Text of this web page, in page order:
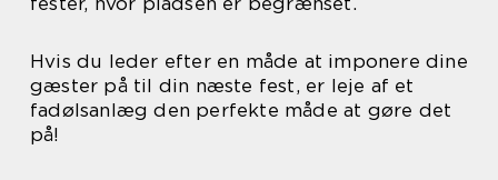
Hvis du leder efter en måde at imponere dine
gæster på til din næste fest, er leje af et
fadølsanlæg den perfekte måde at gøre det
på!